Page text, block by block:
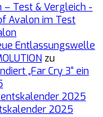
– Test & Vergleich -
Avalon im Test
Entlassungswelle
zu
„Far Cry 3“ ein
2025
2025